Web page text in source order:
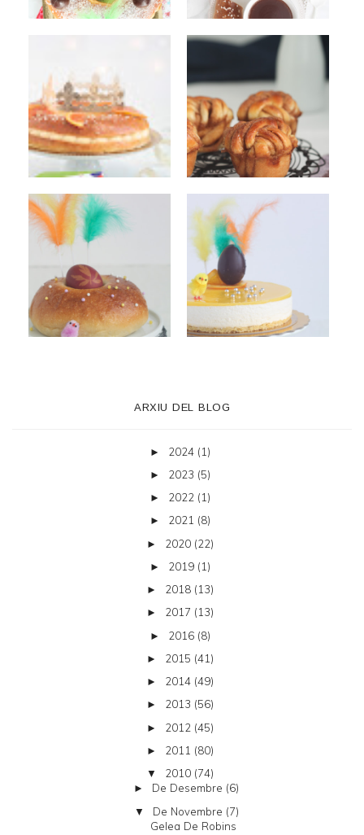
ARXIU DEL BLOG
► 2024 (1)
► 2023 (5)
► 2022 (1)
► 2021 (8)
► 2020 (22)
► 2019 (1)
► 2018 (13)
► 2017 (13)
► 2016 (8)
► 2015 (41)
► 2014 (49)
► 2013 (56)
► 2012 (45)
► 2011 (80)
▼ 2010 (74)
► De Desembre (6)
▼ De Novembre (7)
Gelea De Robins